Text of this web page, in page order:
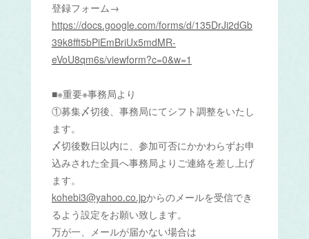
登録フォーム→
‪https://docs.google.com/forms/d/135DrJi2dGb
39k8fft5bPiEmBriUx5mdMR-
eVoU8qm6s/viewform?c=0&w=1‬
■※重要※事務局より
①募集〆切後、事務局にてシフト調整をいたし
ます。
〆切後数日以内に、参加可否にかかわらずお申
込みされた全員へ事務局よりご連絡を差し上げ
ます。
kohebi3@yahoo.co.jpからのメールを受信でき
るよう設定をお願い致します。‬
万が一、メールが届かない場合は‪